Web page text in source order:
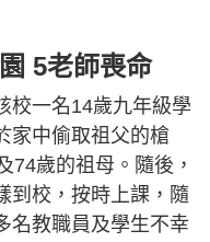
5老師喪命
校一名14歲九年級學
家中偷取祖父的槍
74歲的祖母。隨後，
到校，按時上課，隨
名教職員及學生不幸